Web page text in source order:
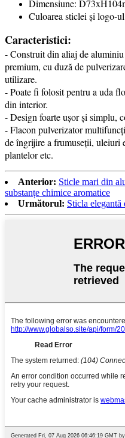
Dimensiune:
Culoarea sticlei și logo-
Caracteristici:
- Construit din aliaj de
premium, cu duză de
utilizare.
- Poate fi folosit pentru a uda
din interior.
- Design foarte ușor și simplu,
- Flacon pulverizator
de îngrijire a frumuseții, uleiuri
plantelor etc.
Anterior: Sticle mari din
substanțe chimice aromatice
Următorul: Sticla